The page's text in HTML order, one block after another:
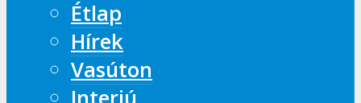
Étlap
Hírek
Vasúton